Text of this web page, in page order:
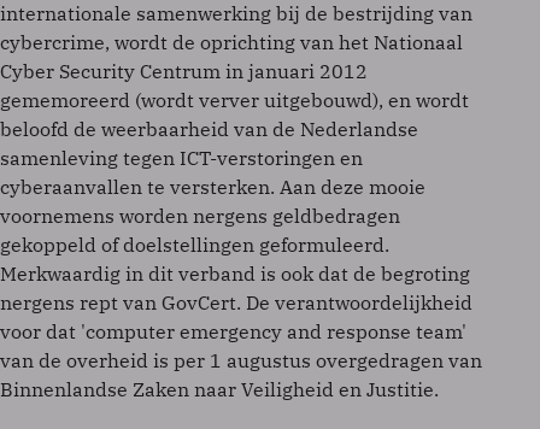
internationale samenwerking bij de bestrijding van
cybercrime, wordt de oprichting van het Nationaal
Cyber Security Centrum in januari 2012
gememoreerd (wordt verver uitgebouwd), en wordt
beloofd de weerbaarheid van de Nederlandse
samenleving tegen ICT-verstoringen en
cyberaanvallen te versterken. Aan deze mooie
voornemens worden nergens geldbedragen
gekoppeld of doelstellingen geformuleerd.
Merkwaardig in dit verband is ook dat de begroting
nergens rept van GovCert. De verantwoordelijkheid
voor dat 'computer emergency and response team'
van de overheid is per 1 augustus overgedragen van
Binnenlandse Zaken naar Veiligheid en Justitie.